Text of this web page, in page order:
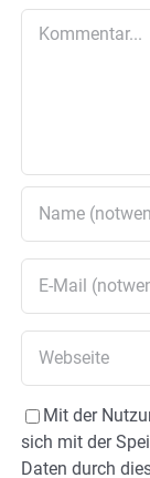
Mit der
sich mit der
Daten durch